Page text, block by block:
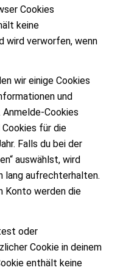
Cookies
keine
wird verworfen, wenn
wir einige Cookies
und
Cookies
für die
Falls du bei der
auswählst, wird
lang aufrechterhalten.
Konto werden die
oder
Cookie in deinem
enthält keine